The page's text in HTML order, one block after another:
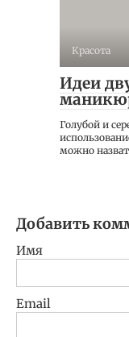
Красота
Идеи
Голубой и
можно
Добавить
Имя
Email